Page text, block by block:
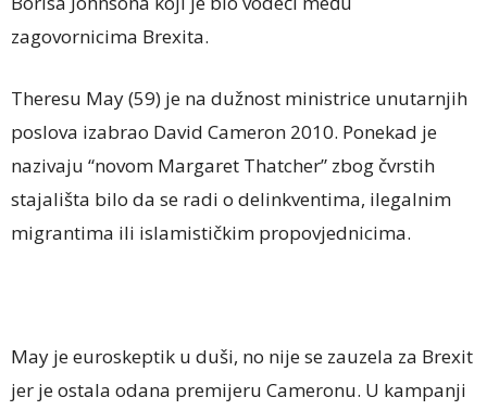
zagovornicima Brexita.
Theresu May (59) je na dužnost ministrice unutarnjih
poslova izabrao David Cameron 2010. Ponekad je
nazivaju “novom Margaret Thatcher” zbog čvrstih
stajališta bilo da se radi o delinkventima, ilegalnim
migrantima ili islamističkim propovjednicima.
May je euroskeptik u duši, no nije se zauzela za Brexit
jer je ostala odana premijeru Cameronu. U kampanji